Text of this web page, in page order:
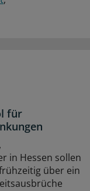
für
in Hessen sollen
über ein